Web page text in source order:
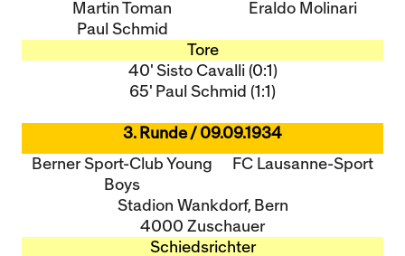
Martin Toman
Paul Schmid
Eraldo Molinari
Tore
40' Sisto Cavalli (0:1)
65' Paul Schmid (1:1)
3. Runde / 09.09.1934
Berner Sport-Club Young
Boys
FC Lausanne-Sport
Stadion Wankdorf, Bern
4000 Zuschauer
Schiedsrichter